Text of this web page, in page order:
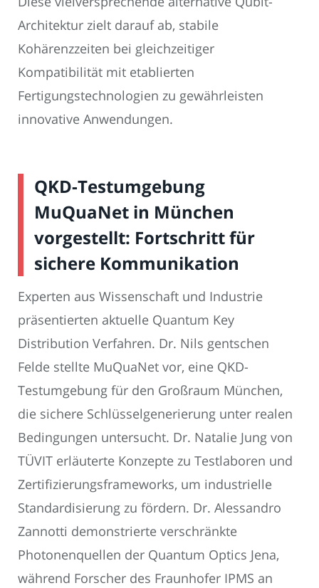
Architektur zielt darauf ab, stabile
Kohärenzzeiten bei gleichzeitiger
Kompatibilität mit etablierten
Fertigungstechnologien zu gewährleisten
innovative Anwendungen.
QKD-Testumgebung
MuQuaNet in München
vorgestellt: Fortschritt für
sichere Kommunikation
Experten aus Wissenschaft und Industrie
präsentierten aktuelle Quantum Key
Distribution Verfahren. Dr. Nils gentschen
Felde stellte MuQuaNet vor, eine QKD-
Testumgebung für den Großraum München,
die sichere Schlüsselgenerierung unter realen
Bedingungen untersucht. Dr. Natalie Jung von
TÜVIT erläuterte Konzepte zu Testlaboren und
Zertifizierungsframeworks, um industrielle
Standardisierung zu fördern. Dr. Alessandro
Zannotti demonstrierte verschränkte
Photonenquellen der Quantum Optics Jena,
während Forscher des Fraunhofer IPMS an